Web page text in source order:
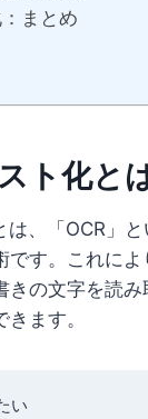
まとめ
ト化と
は、「OCR」
です。これに
きの文字を読
ます。
い